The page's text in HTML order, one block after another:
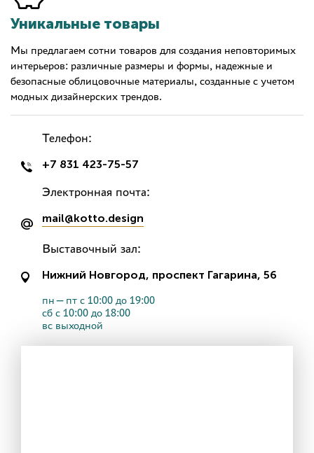
Уникальные товары
Мы предлагаем сотни товаров для создания неповторимых
интерьеров: различные размеры и формы, надежные и
безопасные облицовочные материалы, созданные с учетом
модных дизайнерских трендов.
Телефон:
+7 831 423-75-57
Электронная почта:
mail@kotto.design
Выставочный зал:
Нижний Новгород, проспект Гагарина, 56
пн—пт с 10:00 до 19:00
сб с 10:00 до 18:00
вс выходной